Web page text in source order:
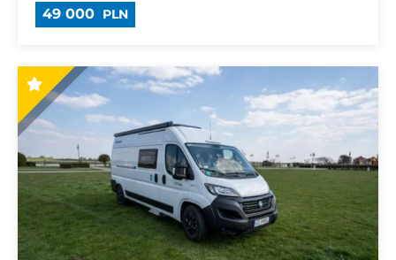
49 000 PLN